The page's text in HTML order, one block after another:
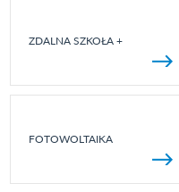
ZDALNA SZKOŁA +
FOTOWOLTAIKA